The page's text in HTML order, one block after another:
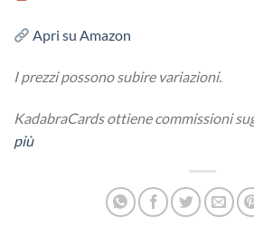
Apri su Amazon
I prezzi possono subire variazioni.
KadabraCards ottiene commissioni
più